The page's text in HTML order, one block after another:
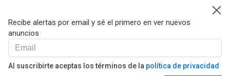
Recibe alertas por email y sé el primero en ver nuevos
anuncios
Al suscribirte aceptas los términos de la política de privacidad
Política de Cookies
Ayuda
Preguntas
Nuestros Partners